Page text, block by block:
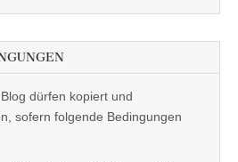
dürfen kopiert und
sofern folgende Bedingungen